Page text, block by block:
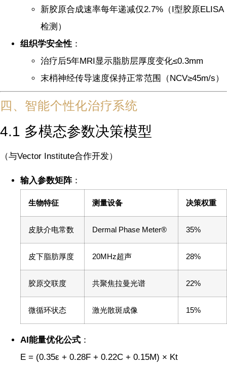
新胶原合成速率每年递减仅2.7%（I型胶原ELISA
检测）
组织学安全性 ：
治疗后5年MRI显示脂肪层厚度变化≤0.3mm
末梢神经传导速度保持正常范围（NCV≥45m/s）
四、智能个性化治疗系统
4.1 多模态参数决策模型
（与Vector Institute合作开发）
输入参数矩阵：
生物特征 测量设备 决策权重
皮肤介电常数 Dermal Phase Meter® 35%
皮下脂肪厚度 20MHz超声 28%
胶原交联度 共聚焦拉曼光谱 22%
微循环状态 激光散斑成像 15%
AI能量优化公式 ：
E = (0.35ε + 0.28F + 0.22C + 0.15M) × Kt